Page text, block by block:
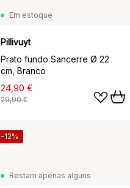
Em estoque
Pillivuyt
Prato fundo Sancerre Ø 22
cm, Branco
24,90 €
29,90 €
Restam apenas alguns
-12%